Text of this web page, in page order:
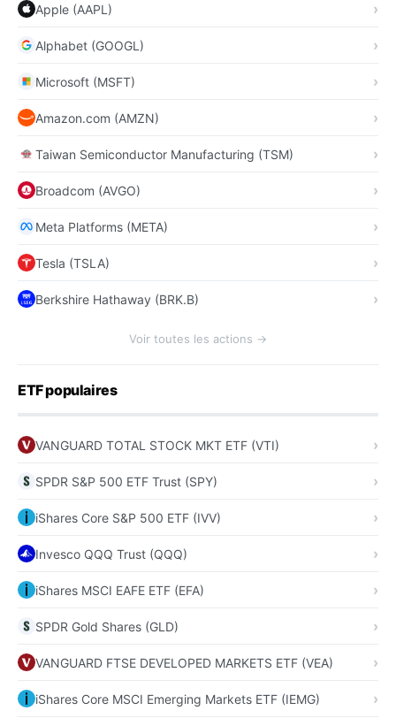
Apple (AAPL)
Alphabet (GOOGL)
Microsoft (MSFT)
Amazon.com (AMZN)
Taiwan Semiconductor Manufacturing (TSM)
Broadcom (AVGO)
Meta Platforms (META)
Tesla (TSLA)
Berkshire Hathaway (BRK.B)
Voir toutes les actions →
ETF populaires
VANGUARD TOTAL STOCK MKT ETF (VTI)
SPDR S&P 500 ETF Trust (SPY)
iShares Core S&P 500 ETF (IVV)
Invesco QQQ Trust (QQQ)
iShares MSCI EAFE ETF (EFA)
SPDR Gold Shares (GLD)
VANGUARD FTSE DEVELOPED MARKETS ETF (VEA)
iShares Core MSCI Emerging Markets ETF (IEMG)